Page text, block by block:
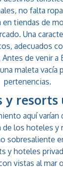
no falta
en tiendas de
Una
adecuados
de venir a
maleta vacía
pertenencias.
y resorts
aquí varían
de los hoteles y
sobresaliente
y hoteles
vistas al mar